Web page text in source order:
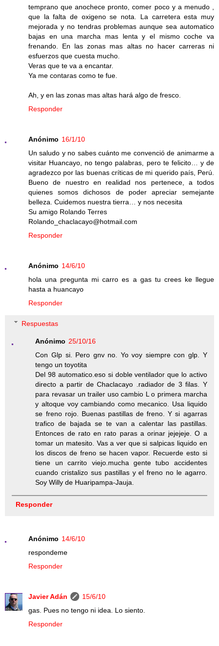
temprano que anochece pronto, comer poco y a menudo ,
que la falta de oxigeno se nota. La carretera esta muy
mejorada y no tendras problemas aunque sea automatico
bajas en una marcha mas lenta y el mismo coche va
frenando. En las zonas mas altas no hacer carreras ni
esfuerzos que cuesta mucho.
Veras que te va a encantar.
Ya me contaras como te fue.
Ah, y en las zonas mas altas hará algo de fresco.
Responder
Anónimo 16/1/10
Un saludo y no sabes cuánto me convenció de animarme a
visitar Huancayo, no tengo palabras, pero te felicito… y de
agradezco por las buenas críticas de mi querido país, Perú.
Bueno de nuestro en realidad nos pertenece, a todos
quienes somos dichosos de poder apreciar semejante
belleza. Cuidemos nuestra tierra… y nos necesita
Su amigo Rolando Terres
Rolando_chaclacayo@hotmail.com
Responder
Anónimo 14/6/10
hola una pregunta mi carro es a gas tu crees ke llegue
hasta a huancayo
Responder
Respuestas
Anónimo 25/10/16
Con Glp si. Pero gnv no. Yo voy siempre con glp. Y
tengo un toyotita
Del 98 automatico.eso si doble ventilador que lo activo
directo a partir de Chaclacayo .radiador de 3 filas. Y
para revasar un trailer uso cambio L o primera marcha
y altoque voy cambiando como mecanico. Usa liquido
se freno rojo. Buenas pastillas de freno. Y si agarras
trafico de bajada se te van a calentar las pastillas.
Entonces de rato en rato paras a orinar jejejeje. O a
tomar un matesito. Vas a ver que si salpicas liquido en
los discos de freno se hacen vapor. Recuerde esto si
tiene un carrito viejo.mucha gente tubo accidentes
cuando cristalizo sus pastillas y el freno no le agarro.
Soy Willy de Huaripampa-Jauja.
Responder
Anónimo 14/6/10
respondeme
Responder
Javier Adán
15/6/10
gas. Pues no tengo ni idea. Lo siento.
Responder